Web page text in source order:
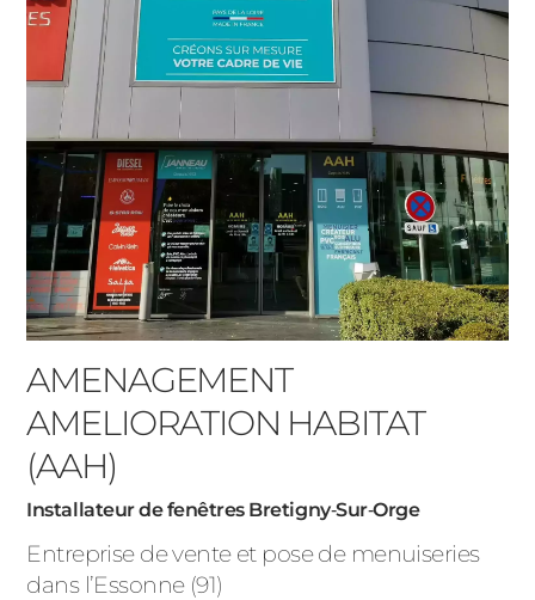
AMENAGEMENT
AMELIORATION HABITAT
(AAH)
Installateur de fenêtres Bretigny‑Sur‑Orge
Entreprise de vente et pose de menuiseries
dans l’Essonne (91)